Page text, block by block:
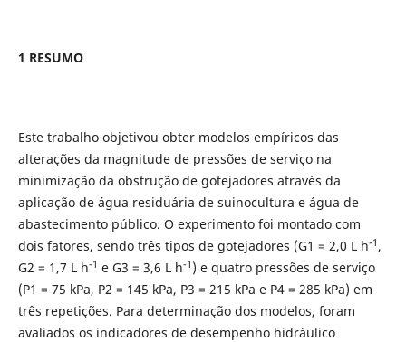
1 RESUMO
Este trabalho objetivou obter modelos empíricos das
alterações da magnitude de pressões de serviço na
minimização da obstrução de gotejadores através da
aplicação de água residuária de suinocultura e água de
abastecimento público. O experimento foi montado com
dois fatores, sendo três tipos de gotejadores (G1 = 2,0 L h-1 ,
G2 = 1,7 L h-1 e G3 = 3,6 L h-1 ) e quatro pressões de serviço
(P1 = 75 kPa, P2 = 145 kPa, P3 = 215 kPa e P4 = 285 kPa) em
três repetições. Para determinação dos modelos, foram
avaliados os indicadores de desempenho hidráulico